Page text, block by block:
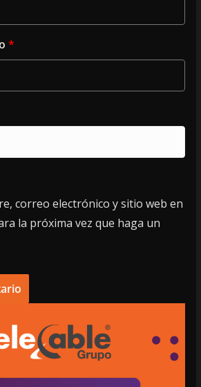
*
correo electrónico y sitio web en
la próxima vez que haga un